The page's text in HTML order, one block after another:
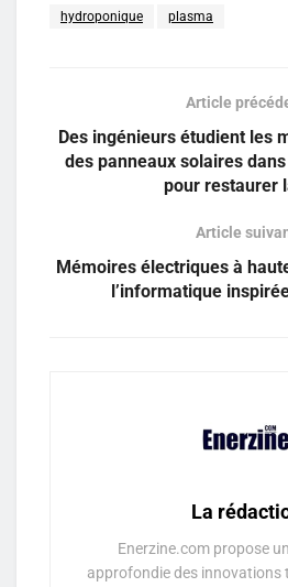
hydroponique plasma
Article
Des ingénieurs étudient les
des panneaux solaires
pour restaurer
Article
Mémoires électriques à
l’informatique
La
Enerzine.com propose
approfondie des innovations